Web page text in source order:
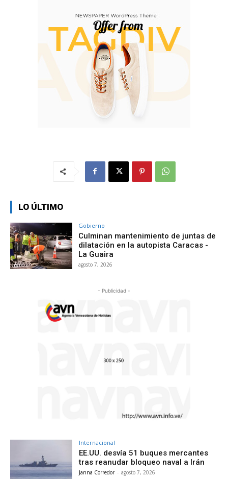
LO ÚLTIMO
Gobierno
Culminan mantenimiento de juntas de
dilatación en la autopista Caracas -
La Guaira
agosto 7, 2026
- Publicidad -
Internacional
EE.UU. desvía 51 buques mercantes
tras reanudar bloqueo naval a Irán
Janna Corredor - agosto 7, 2026